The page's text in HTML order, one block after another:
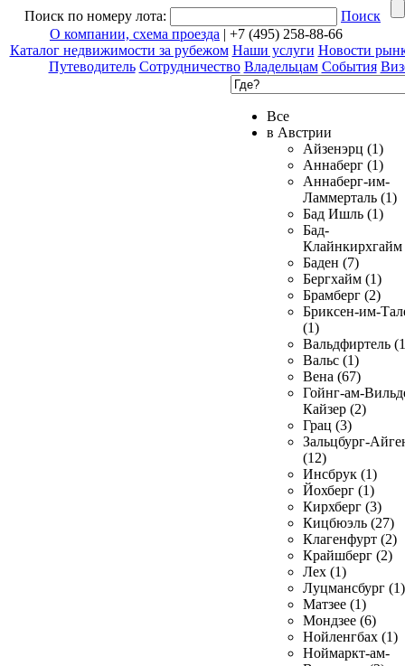
Поиск по номеру лота:
Поиск
О компании, схема проезда | +7 (495) 258-88-66
Каталог недвижимости за рубежом Наши услуги Новости
Путеводитель Сотрудничество Владельцам События
Все
в Австрии
Айзенэрц (1)
Аннаберг (1)
Аннаберг-им-
Ламмерталь (1)
Бад Ишль (1)
Бад-
Клайнкирхгайм
Баден (7)
Бергхайм (1)
Брамберг (2)
Бриксен-им-
(1)
Вальдфиртель
Вальс (1)
Вена (67)
Гойнг-ам-
Кайзер (2)
Грац (3)
Зальцбург-
(12)
Инсбрук (1)
Йохберг (1)
Кирхберг (3)
Кицбюэль (27)
Клагенфурт (2)
Крайшберг (2)
Лех (1)
Луцмансбург (1)
Матзее (1)
Мондзее (6)
Нойленгбах (1)
Ноймаркт-ам-